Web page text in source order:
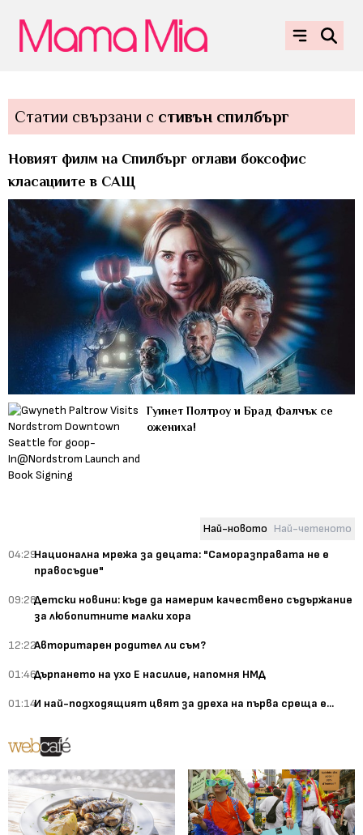
Статии свързани с стивън спилбърг
Новият филм на Спилбърг оглави боксофис
класациите в САЩ
Гуинет Полтроу и Брад Фалчък се
ожениха!
Най-новото Най-четеното
04:29Национална мрежа за децата: "Саморазправата не е
правосъдие"
09:28Детски новини: къде да намерим качествено съдържание
за любопитните малки хора
12:22Авторитарен родител ли съм?
01:46Дърпането на ухо Е насилие, напомня НМД
01:14И най-подходящият цвят за дреха на първа среща е...